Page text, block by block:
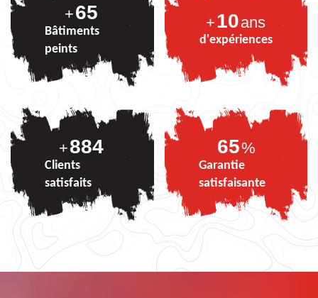
+80
Bâtiments
peints
+10ans
d'expériences
+884
Clients
satisfaits
80%
Garantie
satisfaisante